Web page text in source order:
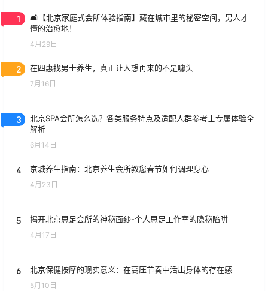
1
🛋️【北京家庭式会所体验指南】藏在城市里的秘密空间，男人才
懂的治愈地！
4月29日
2 在四惠找男士养生，真正让人想再来的不是噱头
7月16日
3
北京SPA会所怎么选？各类服务特点及适配人群参考士专属体验全
解析
6月14日
4 京城养生指南：北京养生会所教您春节如何调理身心
4月23日
5 揭开北京思足会所的神秘面纱-个人思足工作室的隐秘陷阱
4月17日
6 北京保健按摩的现实意义：在高压节奏中活出身体的存在感
5月10日